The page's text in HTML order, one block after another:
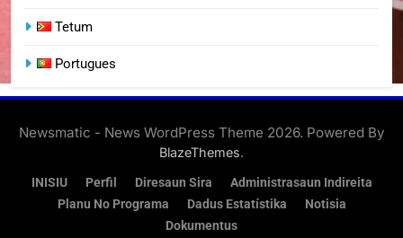
Tetum
Portugues
Newsmatic - News WordPress Theme 2026. Powered By
BlazeThemes.
INISIU Perfil Diresaun Sira
Administrasaun Indireita
Planu No Programa
Dadus Estatístika
Notisia
Dokumentus